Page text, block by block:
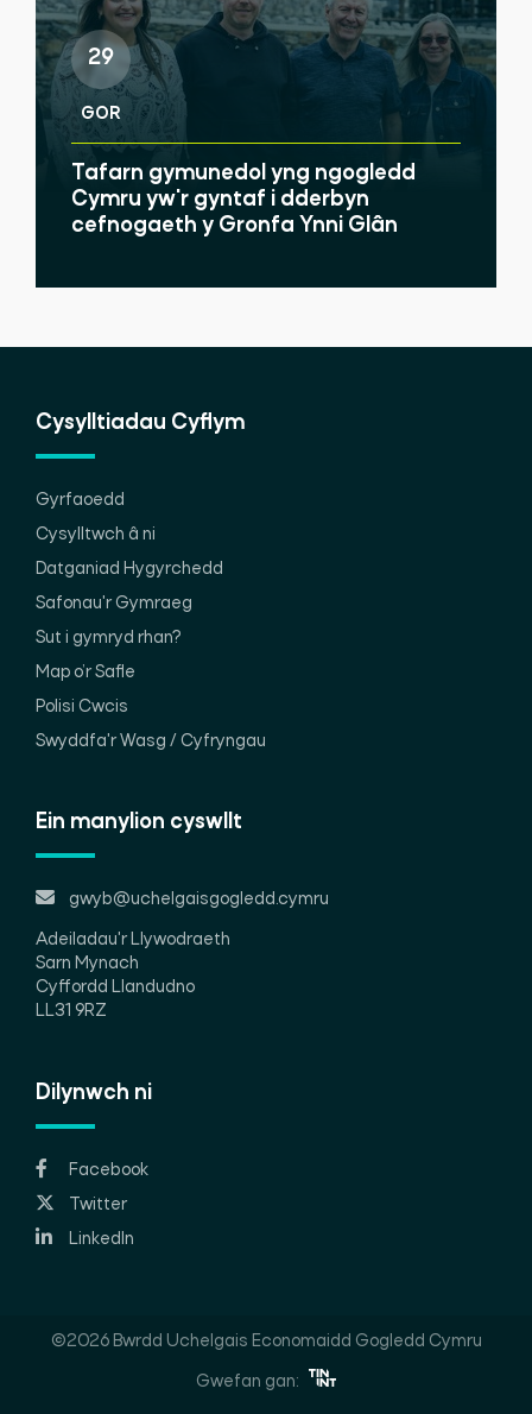
29
GOR
Tafarn gymunedol yng ngogledd
Cymru yw'r gyntaf i dderbyn
cefnogaeth y Gronfa Ynni Glân
Cysylltiadau Cyflym
Gyrfaoedd
Cysylltwch â ni
Datganiad Hygyrchedd
Safonau'r Gymraeg
Sut i gymryd rhan?
Map o’r Safle
Polisi Cwcis
Swyddfa'r Wasg / Cyfryngau
Ein manylion cyswllt
gwyb@uchelgaisgogledd.cymru
Adeiladau'r Llywodraeth
Sarn Mynach
Cyffordd Llandudno
LL31 9RZ
Dilynwch ni
Facebook
Twitter
LinkedIn
©2026 Bwrdd Uchelgais Economaidd Gogledd Cymru
Gwefan gan: